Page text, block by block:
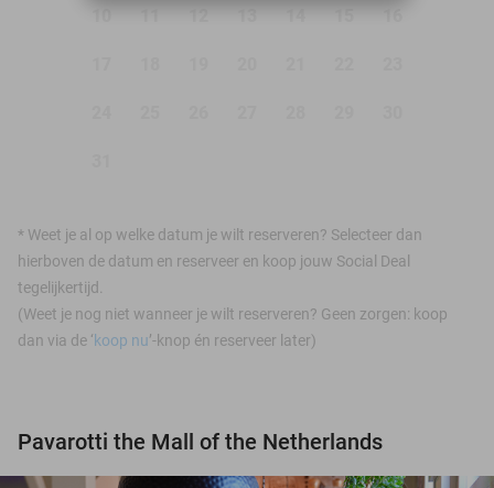
* Weet je al op welke datum je wilt reserveren? Selecteer dan
hierboven de datum en reserveer en koop jouw Social Deal
tegelijkertijd.
(Weet je nog niet wanneer je wilt reserveren? Geen zorgen: koop
dan via de ‘koop nu’-knop én reserveer later)
Pavarotti the Mall of the Netherlands